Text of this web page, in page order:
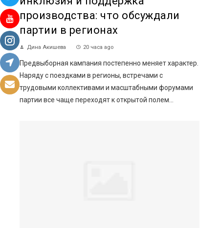
производства: что обсуждали
партии в регионах
Дина Акишева 20 часа ago
Предвыборная кампания постепенно меняет характер.
Наряду с поездками в регионы, встречами с
трудовыми коллективами и масштабными форумами
партии все чаще переходят к открытой полем...